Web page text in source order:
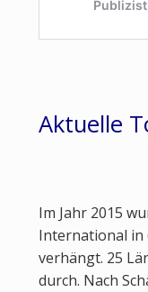
Aktuelle
Im Jahr 2015
International in
verhängt. 25
durch. Nach